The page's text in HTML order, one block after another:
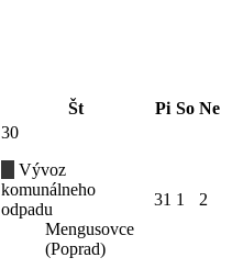
Št Pi So Ne
30
Vývoz
komunálneho
odpadu
Mengusovce
(Poprad)
31 1 2